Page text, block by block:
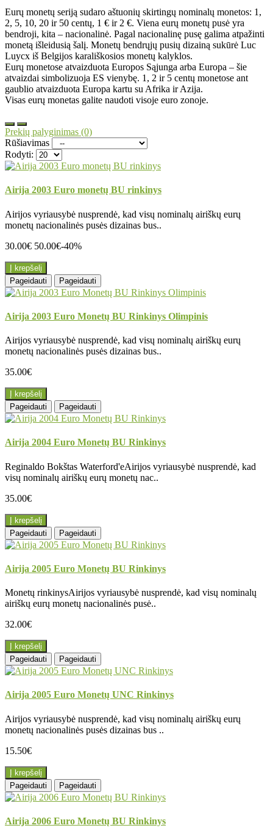
Eurų monetų seriją sudaro aštuonių skirtingų nominalų monetos: 1,
2, 5, 10, 20 ir 50 centų, 1 € ir 2 €. Viena eurų monetų pusė yra
bendroji, kita – nacionalinė. Pagal nacionalinę pusę galima atpažinti
monetą išleidusią šalį. Monetų bendrųjų pusių dizainą sukūrė Luc
Luycx iš Belgijos karališkosios monetų kalyklos.
Eurų monetose atvaizduota Europos Sąjunga arba Europa – šie
atvaizdai simbolizuoja ES vienybę. 1, 2 ir 5 centų monetose ant
gaublio atvaizduota Europa kartu su Afrika ir Azija.
Visas eurų monetas galite naudoti visoje euro zonoje.
Prekių palyginimas (0)
Rūšiavimas
Rodyti:
Airija 2003 Euro monetų BU rinkinys
Airijos vyriausybė nusprendė, kad visų nominalų airiškų eurų
monetų nacionalinės pusės dizainas bus..
30.00€ 50.00€-40%
Į krepšelį
Pageidauti
Pageidauti
Airija 2003 Euro Monetų BU Rinkinys Olimpinis
Airijos vyriausybė nusprendė, kad visų nominalų airiškų eurų
monetų nacionalinės pusės dizainas bus..
35.00€
Į krepšelį
Pageidauti
Pageidauti
Airija 2004 Euro Monetų BU Rinkinys
Reginaldo Bokštas Waterford'eAirijos vyriausybė nusprendė, kad
visų nominalų airiškų eurų monetų nac..
35.00€
Į krepšelį
Pageidauti
Pageidauti
Airija 2005 Euro Monetų BU Rinkinys
Monetų rinkinysAirijos vyriausybė nusprendė, kad visų nominalų
airiškų eurų monetų nacionalinės pusė..
32.00€
Į krepšelį
Pageidauti
Pageidauti
Airija 2005 Euro Monetų UNC Rinkinys
Airijos vyriausybė nusprendė, kad visų nominalų airiškų eurų
monetų nacionalinės pusės dizainas bus ..
15.50€
Į krepšelį
Pageidauti
Pageidauti
Airija 2006 Euro Monetų BU Rinkinys